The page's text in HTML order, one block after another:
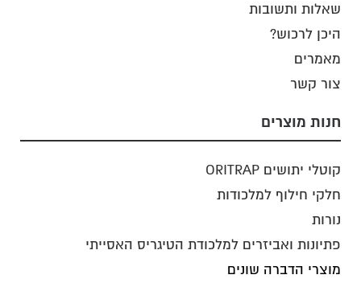
שאלות ותשובות
היכן לרכוש?
מאמרים
צור קשר
חנות מוצרים
קוטלי יתושים ORITRAP
חלקי חילוף למלכודות
נורות
פתיונות ואביזרים למלכודת הטיגריס האסייתי
מוצרי הדברה שונים